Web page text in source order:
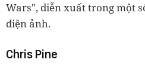
Wars", diễn xuất trong một
điện ảnh.
Chris Pine